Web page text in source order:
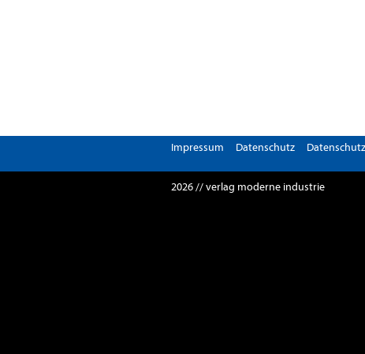
Impressum Datenschutz
2026 // verlag moderne industrie